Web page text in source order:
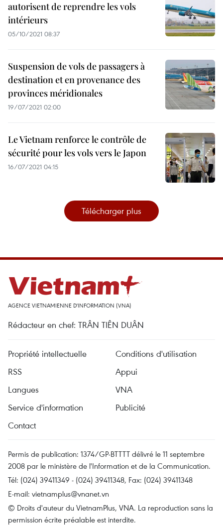
autorisent de reprendre les vols
intérieurs
05/10/2021 08:37
Suspension de vols de passagers à
destination et en provenance des
provinces méridionales
19/07/2021 02:00
Le Vietnam renforce le contrôle de
sécurité pour les vols vers le Japon
16/07/2021 04:15
Télécharger plus
AGENCE VIETNAMIENNE D'INFORMATION (VNA)
Rédacteur en chef: TRÂN TIÊN DUÂN
Propriété intellectuelle
Conditions d'utilisation
RSS
Appui
Langues
VNA
Service d'information
Publicité
Contact
Permis de publication: 1374/GP-BTTTT délivré le 11 septembre
2008 par le ministère de l'Information et de la Communication.
Tél: (024) 39411349 - (024) 39411348, Fax: (024) 39411348
E-mail: vietnamplus@vnanet.vn
© Droits d'auteur du VietnamPlus, VNA. La reproduction sans la
permission écrite préalable est interdite.